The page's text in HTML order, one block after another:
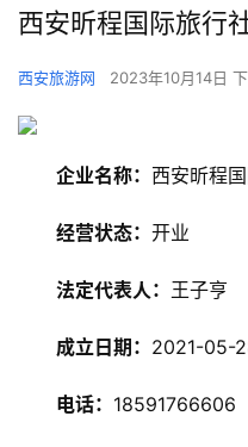
西安昕程国际旅行
西安旅游网 2023年10月14日
企业名称： 西安昕程
经营状态： 开业
法定代表人： 王子亨
成立日期： 2021-05-
电话： 18591766606